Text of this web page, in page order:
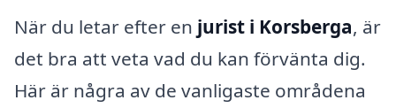
När du letar efter en jurist i Korsberga, är
det bra att veta vad du kan förvänta dig.
Här är några av de vanligaste områdena